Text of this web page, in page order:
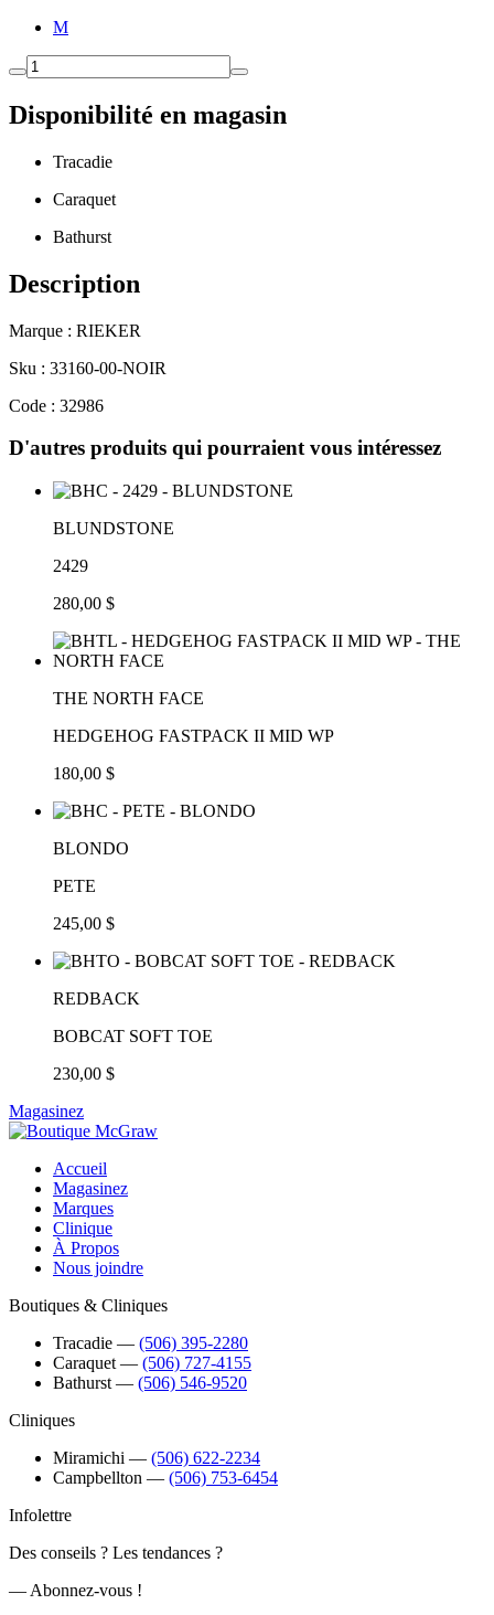
M
Disponibilité en magasin
Tracadie
Caraquet
Bathurst
Description
Marque : RIEKER
Sku : 33160-00-NOIR
Code : 32986
D'autres produits qui pourraient vous intéressez
BLUNDSTONE
2429
280,00 $
THE NORTH FACE
HEDGEHOG FASTPACK II MID WP
180,00 $
BLONDO
PETE
245,00 $
REDBACK
BOBCAT SOFT TOE
230,00 $
Magasinez
Accueil
Magasinez
Marques
Clinique
À Propos
Nous joindre
Boutiques & Cliniques
Tracadie ― (506) 395-2280
Caraquet ― (506) 727-4155
Bathurst ― (506) 546-9520
Cliniques
Miramichi ― (506) 622-2234
Campbellton ― (506) 753-6454
Infolettre
Des conseils ? Les tendances ?
― Abonnez-vous !